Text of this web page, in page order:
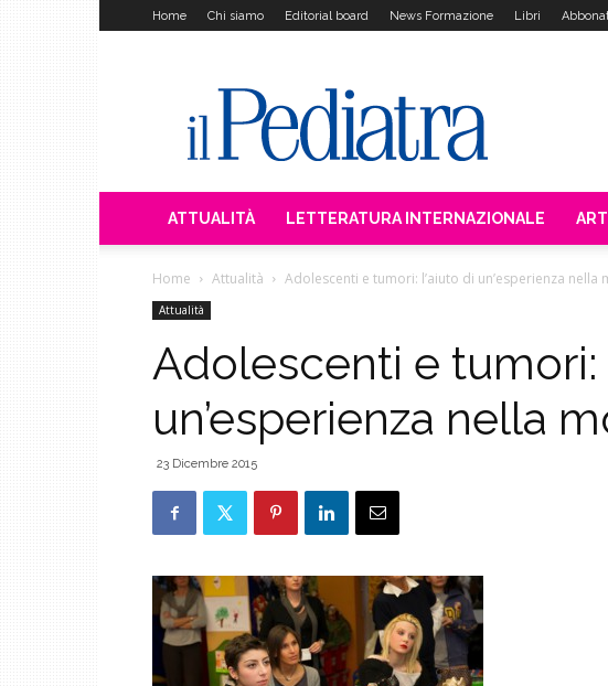
Home Chi siamo Editorial board News Formazione Libri
Pediatra
ATTUALITÀ LETTERATURA INTERNAZIONALE
Home Attualità Adolescenti e tumori: l’aiuto di un’esperienza nella
Attualità
Adolescenti e tumori:
un’esperienza nella
23 Dicembre 2015